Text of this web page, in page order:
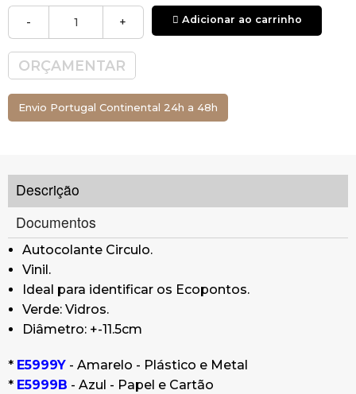
*E5999B- Azul - Papel e Cartão
- + Adicionar ao carrinho
ORÇAMENTAR
Envio Portugal Continental 24h a 48h
Descrição
Documentos
Autocolante Circulo.
Vinil.
Ideal para identificar os Ecopontos.
Verde: Vidros.
Diâmetro: +-11.5cm
* E5999Y - Amarelo - Plástico e Metal
* E5999B - Azul - Papel e Cartão